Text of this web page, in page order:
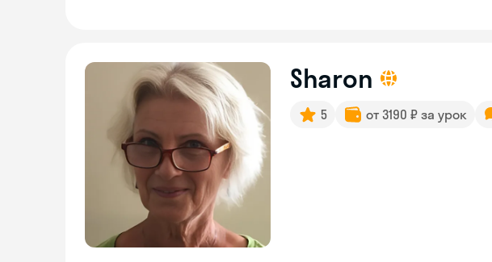
Sharon
5 от 3190 ₽ за урок